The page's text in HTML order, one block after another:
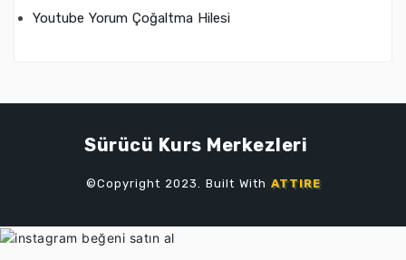
Youtube Yorum Çoğaltma Hilesi
Sürücü Kurs Merkezleri
©Copyright 2023. Built With ATTIRE